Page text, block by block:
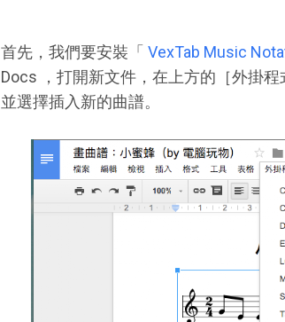
首先，我們要安裝「 VexTab Music
Docs ，打開新文件，在上方的［外掛
並選擇插入新的曲譜。